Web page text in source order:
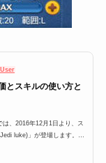
とスキルの使い方と
、2016年12月1日より、ス
luke)」が登場します。こ